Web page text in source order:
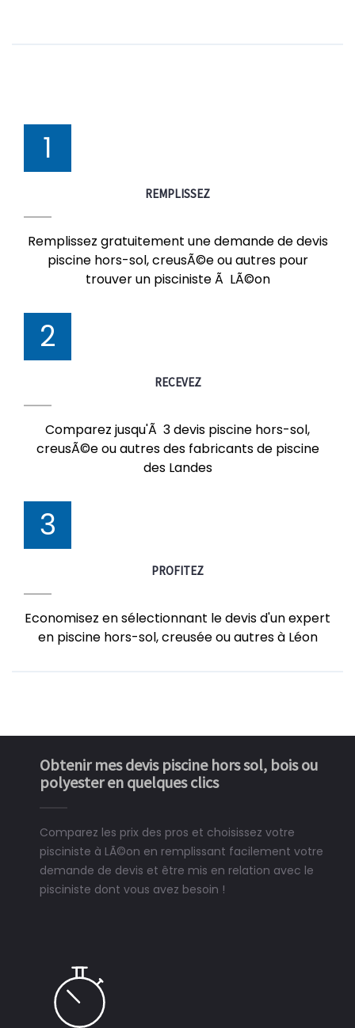
1
REMPLISSEZ
Remplissez gratuitement une demande de devis
piscine hors-sol, creusÃ©e ou autres pour
trouver un pisciniste Ã LÃ©on
2
RECEVEZ
Comparez jusqu'Ã 3 devis piscine hors-sol,
creusÃ©e ou autres des fabricants de piscine
des Landes
3
PROFITEZ
Economisez en sélectionnant le devis d'un expert
en piscine hors-sol, creusée ou autres à Léon
Obtenir mes devis piscine hors sol, bois ou
polyester en quelques clics
Comparez les prix des pros et choisissez votre
pisciniste à LÃ©on en remplissant facilement votre
demande de devis et être mis en relation avec le
pisciniste dont vous avez besoin !